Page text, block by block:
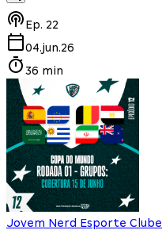
Ep. 22
04.jun.26
36 min
Jovem Nerd Esporte Clube